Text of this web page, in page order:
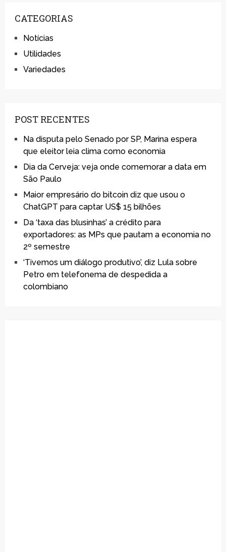
CATEGORIAS
Notícias
Utilidades
Variedades
POST RECENTES
Na disputa pelo Senado por SP, Marina espera
que eleitor leia clima como economia
Dia da Cerveja: veja onde comemorar a data em
São Paulo
Maior empresário do bitcoin diz que usou o
ChatGPT para captar US$ 15 bilhões
Da ‘taxa das blusinhas’ a crédito para
exportadores: as MPs que pautam a economia no
2º semestre
‘Tivemos um diálogo produtivo’, diz Lula sobre
Petro em telefonema de despedida a
colombiano